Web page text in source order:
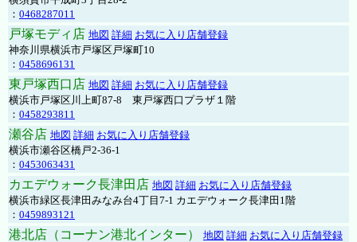
： 0468287011
戸塚モディ店 地図 詳細 お気に入り店舗登録
神奈川県横浜市戸塚区戸塚町10
： 0458696131
東戸塚西口店 地図 詳細 お気に入り店舗登録
横浜市戸塚区川上町87-8 東戸塚西口プラザ１階
： 0458293811
瀬谷店 地図 詳細 お気に入り店舗登録
横浜市瀬谷区橋戸2-36-1
： 0453063431
カエデウォーク長津田店 地図 詳細 お気に入り店舗登録
横浜市緑区長津田みなみ台4丁目7-1 カエデウォーク長津田1階
： 0459893121
港北店（コーナン港北インター） 地図 詳細 お気に入り店舗登録